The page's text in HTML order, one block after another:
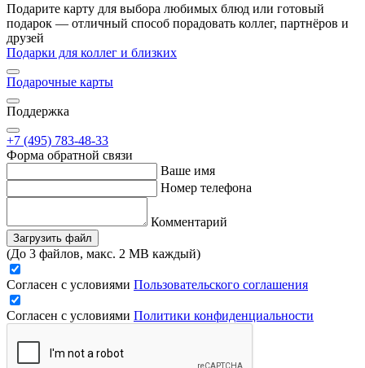
Подарите карту для выбора любимых блюд или готовый
подарок — отличный способ порадовать коллег, партнёров и
друзей
Подарки для коллег и близких
Подарочные карты
Поддержка
+7 (495) 783-48-33
Форма обратной связи
Ваше имя
Номер телефона
Комментарий
Загрузить файл
(До 3 файлов, макс. 2 MB каждый)
Согласен с условиями Пользовательского соглашения
Согласен с условиями Политики конфиденциальности